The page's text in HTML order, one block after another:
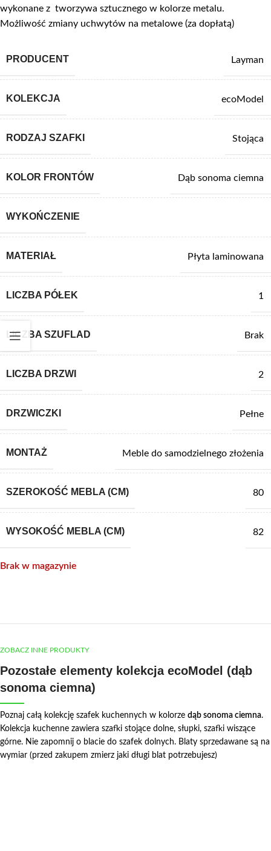
wykonane z tworzywa sztucznego w kolorze metalu.
Możliwość zmiany uchwytów na metalowe (za dopłatą)
PRODUCENT Layman
KOLEKCJA ecoModel
RODZAJ SZAFKI Stojąca
KOLOR FRONTÓW Dąb sonoma ciemna
WYKOŃCZENIE
MATERIAŁ Płyta laminowana
LICZBA PÓŁEK 1
LICZBA SZUFLAD Brak
LICZBA DRZWI 2
DRZWICZKI Pełne
MONTAŻ Meble do samodzielnego złożenia
SZEROKOŚĆ MEBLA (CM) 80
WYSOKOŚĆ MEBLA (CM) 82
Brak w magazynie
ZOBACZ INNE PRODUKTY
Pozostałe elementy kolekcja ecoModel (dąb
sonoma ciemna)
Poznaj całą kolekcję szafek kuchennych w kolorze dąb sonoma ciemna.
Kolekcja kuchenne zawiera szafki stojące dolne, słupki, szafki wiszące
górne. Nie zapomnij o blacie do szafek dolnych. Blaty sprzedawane są na
wymiar (przed zakupem zmierz jaki długi blat potrzebujesz)